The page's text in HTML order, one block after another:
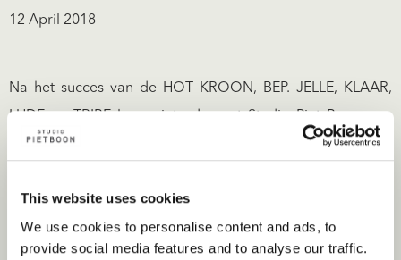
This website uses cookies
We use cookies to personalise content and ads, to
provide social media features and to analyse our traffic.
12 April 2018
Na het succes van de HOT KROON, BEP. JELLE, KLAAR,
LUDE en TRIBE lamp, introduceert Studio Piet Boon een
nieuwe toevoeging aan de Piet Boon by Maretti
vloer- en hanglamp in de ingetogen Studio Piet Boon
kleurentonen licht en donker.